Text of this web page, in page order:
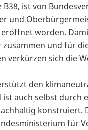
ist von
und
worden.
zusammen und für
verkürzen sich die
den
ist auch selbst durch
konstruiert.
für